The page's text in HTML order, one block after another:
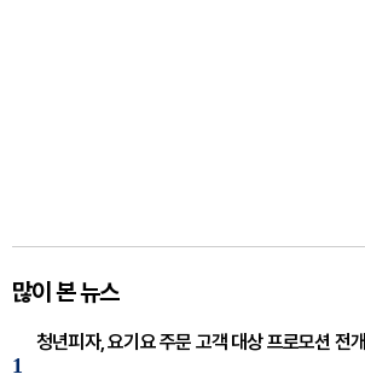
많이 본 뉴스
1
청년피자, 요기요 주문 고객 대상 프로모션 전개